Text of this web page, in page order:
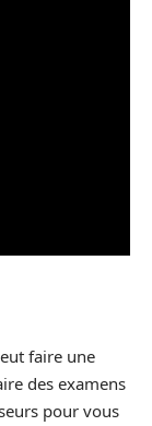
faire une
des examens
pour vous